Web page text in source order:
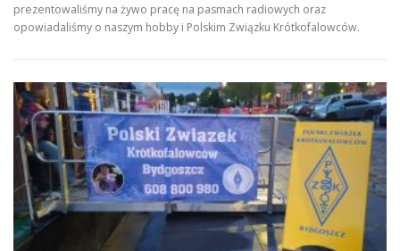
prezentowaliśmy na żywo pracę na pasmach radiowych oraz
opowiadaliśmy o naszym hobby i Polskim Związku Krótkofalowców.